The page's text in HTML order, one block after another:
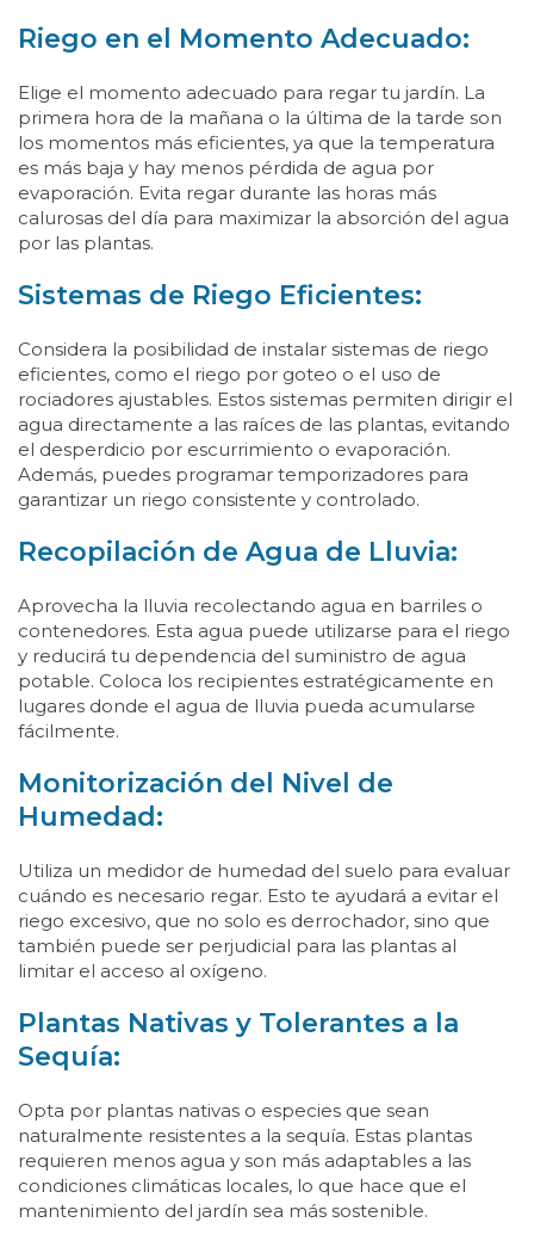
Riego en el Momento Adecuado:
Elige el momento adecuado para regar tu jardín. La
primera hora de la mañana o la última de la tarde son
los momentos más eficientes, ya que la temperatura
es más baja y hay menos pérdida de agua por
evaporación. Evita regar durante las horas más
calurosas del día para maximizar la absorción del agua
por las plantas.
Sistemas de Riego Eficientes:
Considera la posibilidad de instalar sistemas de riego
eficientes, como el riego por goteo o el uso de
rociadores ajustables. Estos sistemas permiten dirigir el
agua directamente a las raíces de las plantas, evitando
el desperdicio por escurrimiento o evaporación.
Además, puedes programar temporizadores para
garantizar un riego consistente y controlado.
Recopilación de Agua de Lluvia:
Aprovecha la lluvia recolectando agua en barriles o
contenedores. Esta agua puede utilizarse para el riego
y reducirá tu dependencia del suministro de agua
potable. Coloca los recipientes estratégicamente en
lugares donde el agua de lluvia pueda acumularse
fácilmente.
Monitorización del Nivel de
Humedad:
Utiliza un medidor de humedad del suelo para evaluar
cuándo es necesario regar. Esto te ayudará a evitar el
riego excesivo, que no solo es derrochador, sino que
también puede ser perjudicial para las plantas al
limitar el acceso al oxígeno.
Plantas Nativas y Tolerantes a la
Sequía:
Opta por plantas nativas o especies que sean
naturalmente resistentes a la sequía. Estas plantas
requieren menos agua y son más adaptables a las
condiciones climáticas locales, lo que hace que el
mantenimiento del jardín sea más sostenible.